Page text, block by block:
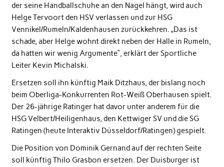
der seine Handballschuhe an den Nagel hängt, wird auch
Helge Tervoort den HSV verlassen und zur HSG
Vennikel/Rumeln/Kaldenhausen zurückkehren. „Das ist
schade, aber Helge wohnt direkt neben der Halle in Rumeln,
da hatten wir wenig Argumente“, erklärt der Sportliche
Leiter Kevin Michalski.
Ersetzen soll ihn künftig Maik Ditzhaus, der bislang noch
beim Oberliga-Konkurrenten Rot-Weiß Oberhausen spielt.
Der 26-jährige Ratinger hat davor unter anderem für die
HSG Velbert/Heiligenhaus, den Kettwiger SV und die SG
Ratingen (heute Interaktiv Düsseldorf/Ratingen) gespielt.
Die Position von Dominik Gernand auf der rechten Seite
soll künftig Thilo Grasbon ersetzen. Der Duisburger ist